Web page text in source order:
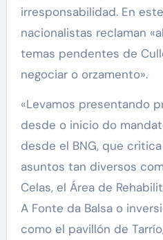
irresponsabilidad. En
nacionalistas reclaman
temas pendentes de
negociar o orzamento».
«Levamos presentando
desde o inicio do
desde el BNG, que
asuntos tan diversos
Celas, el Área de
A Fonte da Balsa o
como el pavillón de